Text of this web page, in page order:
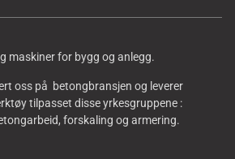
maskiner for bygg og anlegg.
oss på betongbransjen og leverer
tilpasset disse yrkesgruppene :
forskaling og armering.